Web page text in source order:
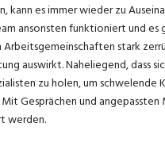
kann es immer wieder zu
ansonsten funktioniert und
Arbeitsgemeinschaften stark
auswirkt. Naheliegend, dass
zu holen, um
Gesprächen und
werden.